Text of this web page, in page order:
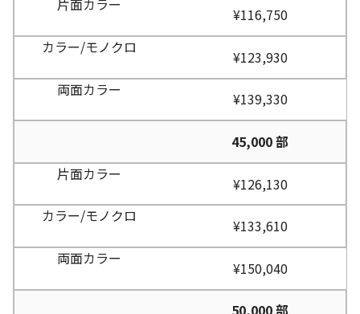
¥116,750
¥123,930
¥139,330
45,000 部
¥126,130
¥133,610
¥150,040